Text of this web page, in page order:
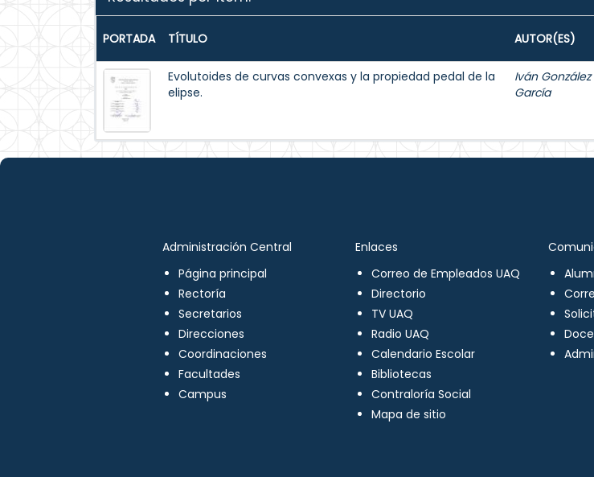
PORTADA TÍTULO AUTOR(ES)
Evolutoides de curvas convexas y la propiedad pedal de la
elipse.
Iván González
García
Administración Central
Página principal
Rectoría
Secretarios
Direcciones
Coordinaciones
Facultades
Campus
Enlaces
Correo de Empleados UAQ
Directorio
TV UAQ
Radio UAQ
Calendario Escolar
Bibliotecas
Contraloría Social
Mapa de sitio